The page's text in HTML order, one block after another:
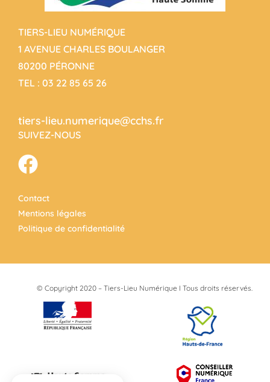
TIERS-LIEU NUMÉRIQUE
1 AVENUE CHARLES BOULANGER
80200 PÉRONNE
TEL : 03 22 85 65 26
tiers-lieu.numerique@cchs.fr
SUIVEZ-NOUS
Contact
Mentions légales
Politique de confidentialité
© Copyright 2020 – Tiers-Lieu Numérique I Tous droits réservés.